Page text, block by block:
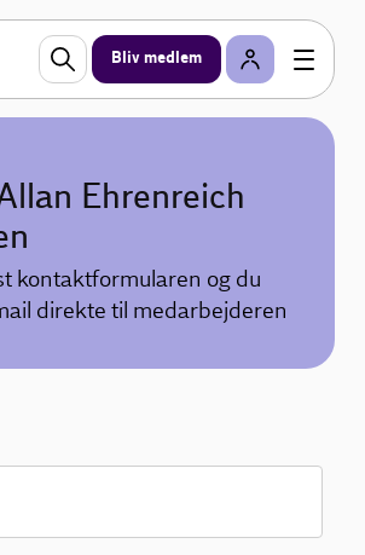
Bliv medlem
Ehrenreich
kontaktformularen og du
direkte til medarbejderen